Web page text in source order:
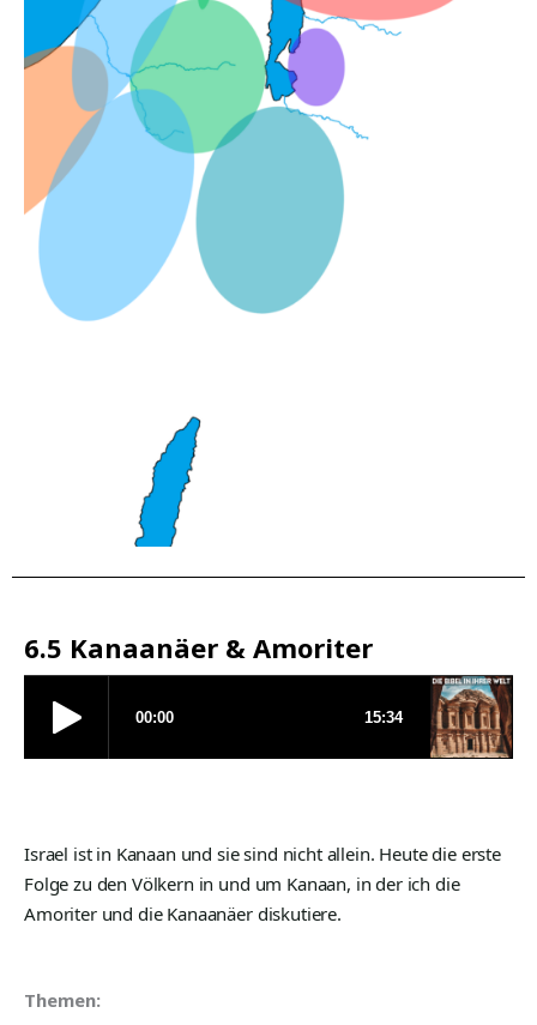
6.5 Kanaanäer & Amoriter
Israel ist in Kanaan und sie sind nicht allein. Heute die erste
Folge zu den Völkern in und um Kanaan, in der ich die
Amoriter und die Kanaanäer diskutiere.
Themen: